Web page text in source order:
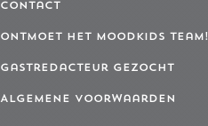
Contact
Ontmoet het MoodKids Team!
Gastredacteur gezocht
Algemene Voorwaarden